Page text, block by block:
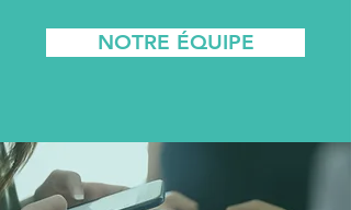
NOTRE ÉQUIPE